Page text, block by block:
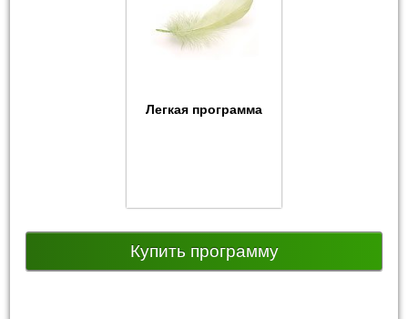
Легкая программа
Купить программу